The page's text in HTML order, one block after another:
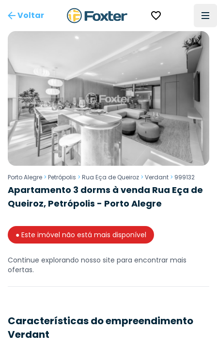
Voltar
Porto Alegre > Petrópolis > Rua Eça de Queiroz > Verdant > 999132
Apartamento 3 dorms à venda Rua Eça de
Queiroz, Petrópolis - Porto Alegre
● Este imóvel não está mais disponível
Continue explorando nosso site para encontrar mais
ofertas.
Características do empreendimento
Verdant